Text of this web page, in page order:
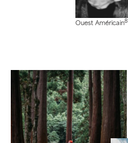
Ouest Américain8